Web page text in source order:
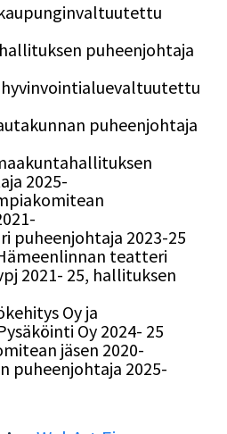
puheenjohtaja
puheenjohtaja
2025-
puheenjohtaja 2023-25
teatteri
2021- 25, hallituksen
Oy ja
Oy 2024- 25
jäsen 2020-
puheenjohtaja 2025-